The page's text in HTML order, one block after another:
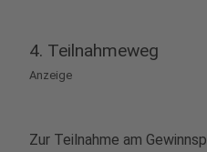
4. Teilnahmeweg
Anzeige
Zur Teilnahme am